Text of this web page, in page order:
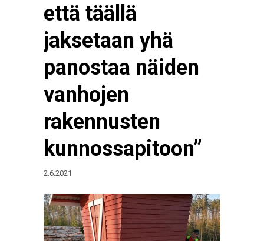
että täällä
jaksetaan yhä
panostaa näiden
vanhojen
rakennusten
kunnossapitoon”
2.6.2021